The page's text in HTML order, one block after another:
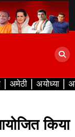
अमेठी अयोध्या
किया